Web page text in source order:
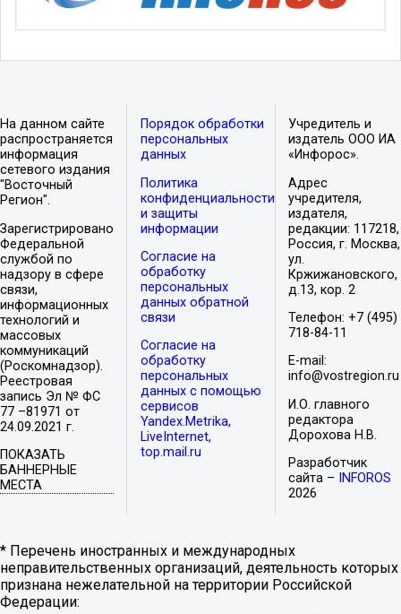
На данном сайте
распространяется
информация
сетевого издания
"Восточный
Регион".
Зарегистрировано
Федеральной
службой по
надзору в сфере
связи,
информационных
технологий и
массовых
коммуникаций
(Роскомнадзор).
Реестровая
запись Эл № ФС
77 –81971 от
24.09.2021 г.
ПОКАЗАТЬ
БАННЕРНЫЕ
МЕСТА
Порядок обработки
персональных
данных
Политика
конфиденциальности
и защиты
информации
Согласие на
обработку
персональных
данных обратной
связи
Согласие на
обработку
персональных
данных с помощью
сервисов
Yandex.Metrika,
LiveInternet,
top.mail.ru
Учредитель и
издатель ООО ИА
«Инфорос».
Адрес
учредителя,
издателя,
редакции: 117218,
Россия, г. Москва,
ул.
Кржижановского,
д.13, кор. 2
Телефон: +7 (495)
718-84-11
E-mail:
info@vostregion.ru
И.О. главного
редактора
Дорохова Н.В.
Разработчик
сайта –
INFOROS
2026
* Перечень иностранных и международных
неправительственных организаций, деятельность которых
признана нежелательной на территории Российской
Федерации: